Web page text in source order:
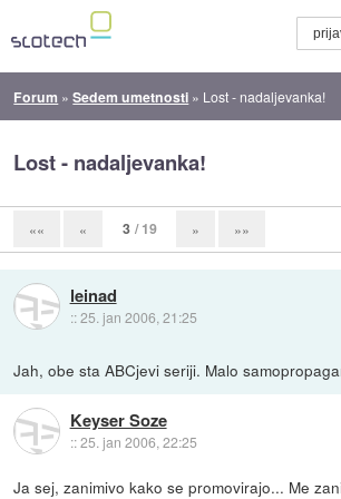
Forum »Sedem umetnosti » Lost - nadaljevanka!
Lost - nadaljevanka!
«« « 3 / 19 » »»
leinad
::25. jan 2006, 21:25
Jah, obe sta ABCjevi seriji. Malo
Keyser Soze
::25. jan 2006, 22:25
Ja sej, zanimivo kako se promovirajo... Me